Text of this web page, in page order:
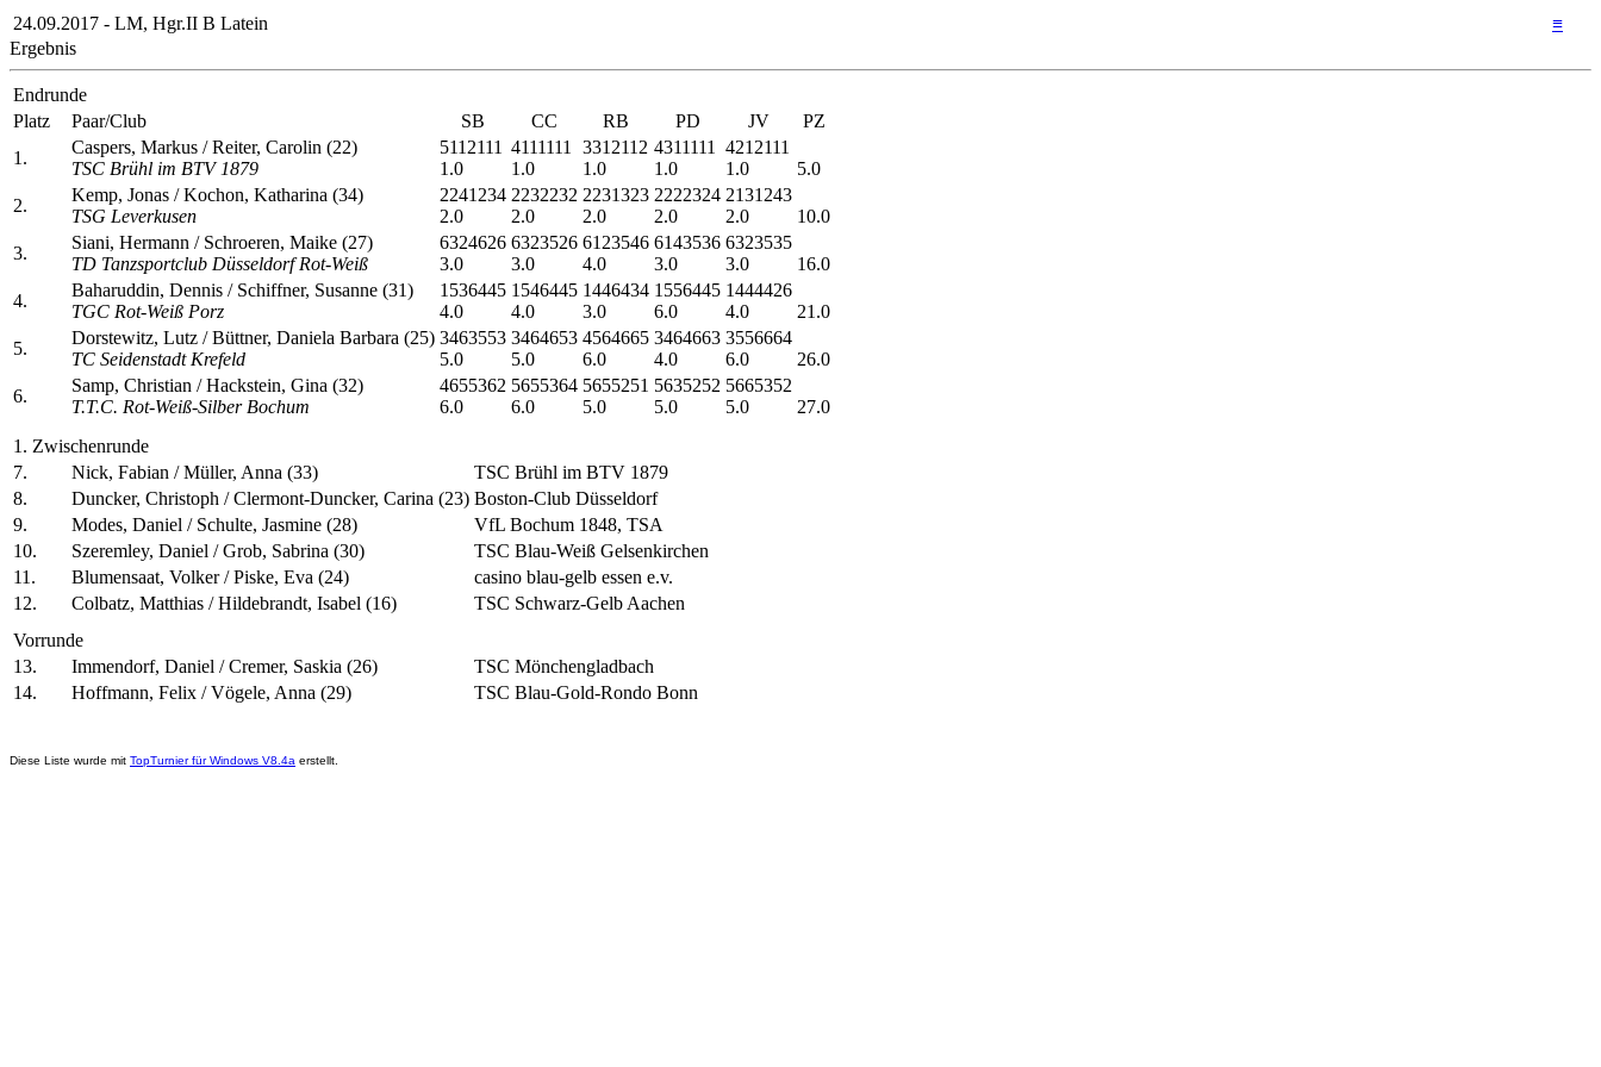
24.09.2017 - LM, Hgr.II B Latein
≡
Ergebnis
Endrunde
Platz
Paar/Club SB CC RB PD JV
PZ
1.
Caspers, Markus / Reiter, Carolin (22)
TSC Brühl im BTV 1879
5112111
1.0
4111111
1.0
3312112
1.0
4311111
1.0
4212111
1.0
5.0
2.
Kemp, Jonas / Kochon, Katharina (34)
TSG Leverkusen
2241234
2.0
2232232
2.0
2231323
2.0
2222324
2.0
2131243
2.0
10.0
3.
Siani, Hermann / Schroeren, Maike (27)
TD Tanzsportclub Düsseldorf Rot-Weiß
6324626
3.0
6323526
3.0
6123546
4.0
6143536
3.0
6323535
3.0
16.0
4.
Baharuddin, Dennis / Schiffner, Susanne (31)
TGC Rot-Weiß Porz
1536445
4.0
1546445
4.0
1446434
3.0
1556445
6.0
1444426
4.0
21.0
5.
Dorstewitz, Lutz / Büttner, Daniela Barbara (25)
TC Seidenstadt Krefeld
3463553
5.0
3464653
5.0
4564665
6.0
3464663
4.0
3556664
6.0
26.0
6.
Samp, Christian / Hackstein, Gina (32)
T.T.C. Rot-Weiß-Silber Bochum
4655362
6.0
5655364
6.0
5655251
5.0
5635252
5.0
5665352
5.0
27.0
1. Zwischenrunde
7.
Nick, Fabian / Müller, Anna (33)
TSC Brühl im BTV 1879
8.
Duncker, Christoph / Clermont-Duncker, Carina (23) Boston-Club Düsseldorf
9.
Modes, Daniel / Schulte, Jasmine (28)
VfL Bochum 1848, TSA
10.
Szeremley, Daniel / Grob, Sabrina (30)
TSC Blau-Weiß Gelsenkirchen
11.
Blumensaat, Volker / Piske, Eva (24)
casino blau-gelb essen e.v.
12.
Colbatz, Matthias / Hildebrandt, Isabel (16)
TSC Schwarz-Gelb Aachen
Vorrunde
13.
Immendorf, Daniel / Cremer, Saskia (26)
TSC Mönchengladbach
14.
Hoffmann, Felix / Vögele, Anna (29) TSC Blau-Gold-Rondo Bonn
Diese Liste wurde mit TopTurnier für Windows V8.4a erstellt.